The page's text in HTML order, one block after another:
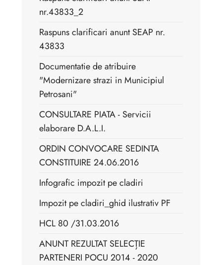
nr.43833_2
Raspuns clarificari anunt SEAP nr.
43833
Documentatie de atribuire
"Modernizare strazi in Municipiul
Petrosani"
CONSULTARE PIATA - Servicii
elaborare D.A.L.I.
ORDIN CONVOCARE SEDINTA
CONSTITUIRE 24.06.2016
Infografic impozit pe cladiri
Impozit pe cladiri_ghid ilustrativ PF
HCL 80 /31.03.2016
ANUNT REZULTAT SELECȚIE
PARTENERI POCU 2014 - 2020